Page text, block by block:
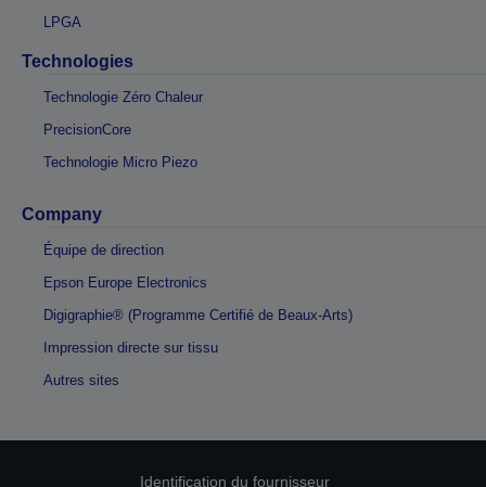
LPGA
Technologies
Technologie Zéro Chaleur
PrecisionCore
Technologie Micro Piezo
Company
Équipe de direction
Epson Europe Electronics
Digigraphie® (Programme Certifié de Beaux-Arts)
Impression directe sur tissu
Autres sites
Identification du fournisseur